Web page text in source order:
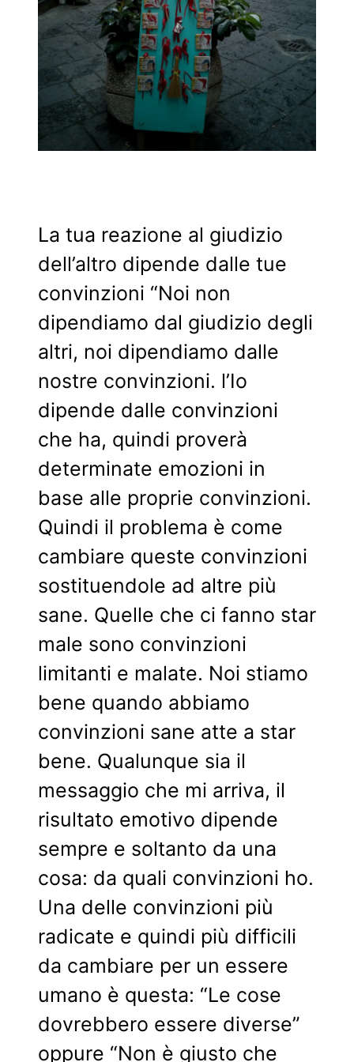
La tua reazione al giudizio
dell’altro dipende dalle tue
convinzioni “Noi non
dipendiamo dal giudizio degli
altri, noi dipendiamo dalle
nostre convinzioni. l’Io
dipende dalle convinzioni
che ha, quindi proverà
determinate emozioni in
base alle proprie convinzioni.
Quindi il problema è come
cambiare queste convinzioni
sostituendole ad altre più
sane. Quelle che ci fanno star
male sono convinzioni
limitanti e malate. Noi stiamo
bene quando abbiamo
convinzioni sane atte a star
bene. Qualunque sia il
messaggio che mi arriva, il
risultato emotivo dipende
sempre e soltanto da una
cosa: da quali convinzioni ho.
Una delle convinzioni più
radicate e quindi più difficili
da cambiare per un essere
umano è questa: “Le cose
dovrebbero essere diverse”
oppure “Non è giusto che